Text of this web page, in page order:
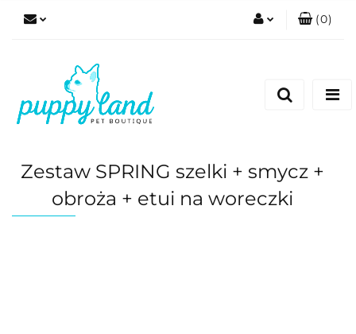
(0)
Zestaw SPRING szelki + smycz +
obroża + etui na woreczki